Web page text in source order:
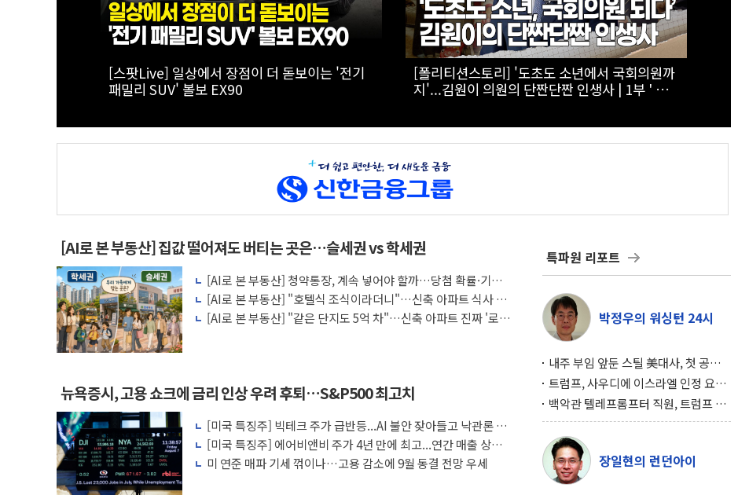
[폴리티션스토리] "800조 서남권 반도체 투자
를 위해"...김원이가 산자위에 남기로 한 이유
[스팟Live] 李대통령 "국가폭력 피해자, 국가가
치유해야…국가 책임 유효기간 없어"｜
[
[AI로 본 부동산] 집값 떨어져도 버티는 곳은…슬세권 vs 학세권
[AI로 본 부동산] 청약통장, 계속 넣어야 할까…당첨 확률·기회
비용 따져보니
[AI로 본 부동산] "호텔식 조식이라더니"…신축 아파트 식사 서
비스의 속사정
[AI로 본 부동산] "같은 단지도 5억 차"…신축 아파트 진짜 '로얄
뉴욕증시, 고용 쇼크에 금리 인상 우려 후퇴…S&P500 최고치
[미국 특징주] 빅테크 주가 급반등...AI 불안 잦아들고 낙관론 되
살아나
[미국 특징주] 에어비앤비 주가 4년 만에 최고...연간 매출 상향
에 투자자 반색
미 연준 매파 기세 꺾이나…고용 감소에 9월 동결 전망 우세
특파원 리포트
박정우의 워싱턴 24시
내주 부임 앞둔 스틸 美대사, 첫 공개
행사서 "한미동맹 강화 최우선 과제"
트럼프, 사우디에 이스라엘 인정 요
구…원자력 협정 서명 하루 만에 좌초
위기
백악관 텔레프롬프터 직원, 트럼프 연
설 미리 보고 베팅 시장서 10만달러 챙
겨
장일현의 런던아이